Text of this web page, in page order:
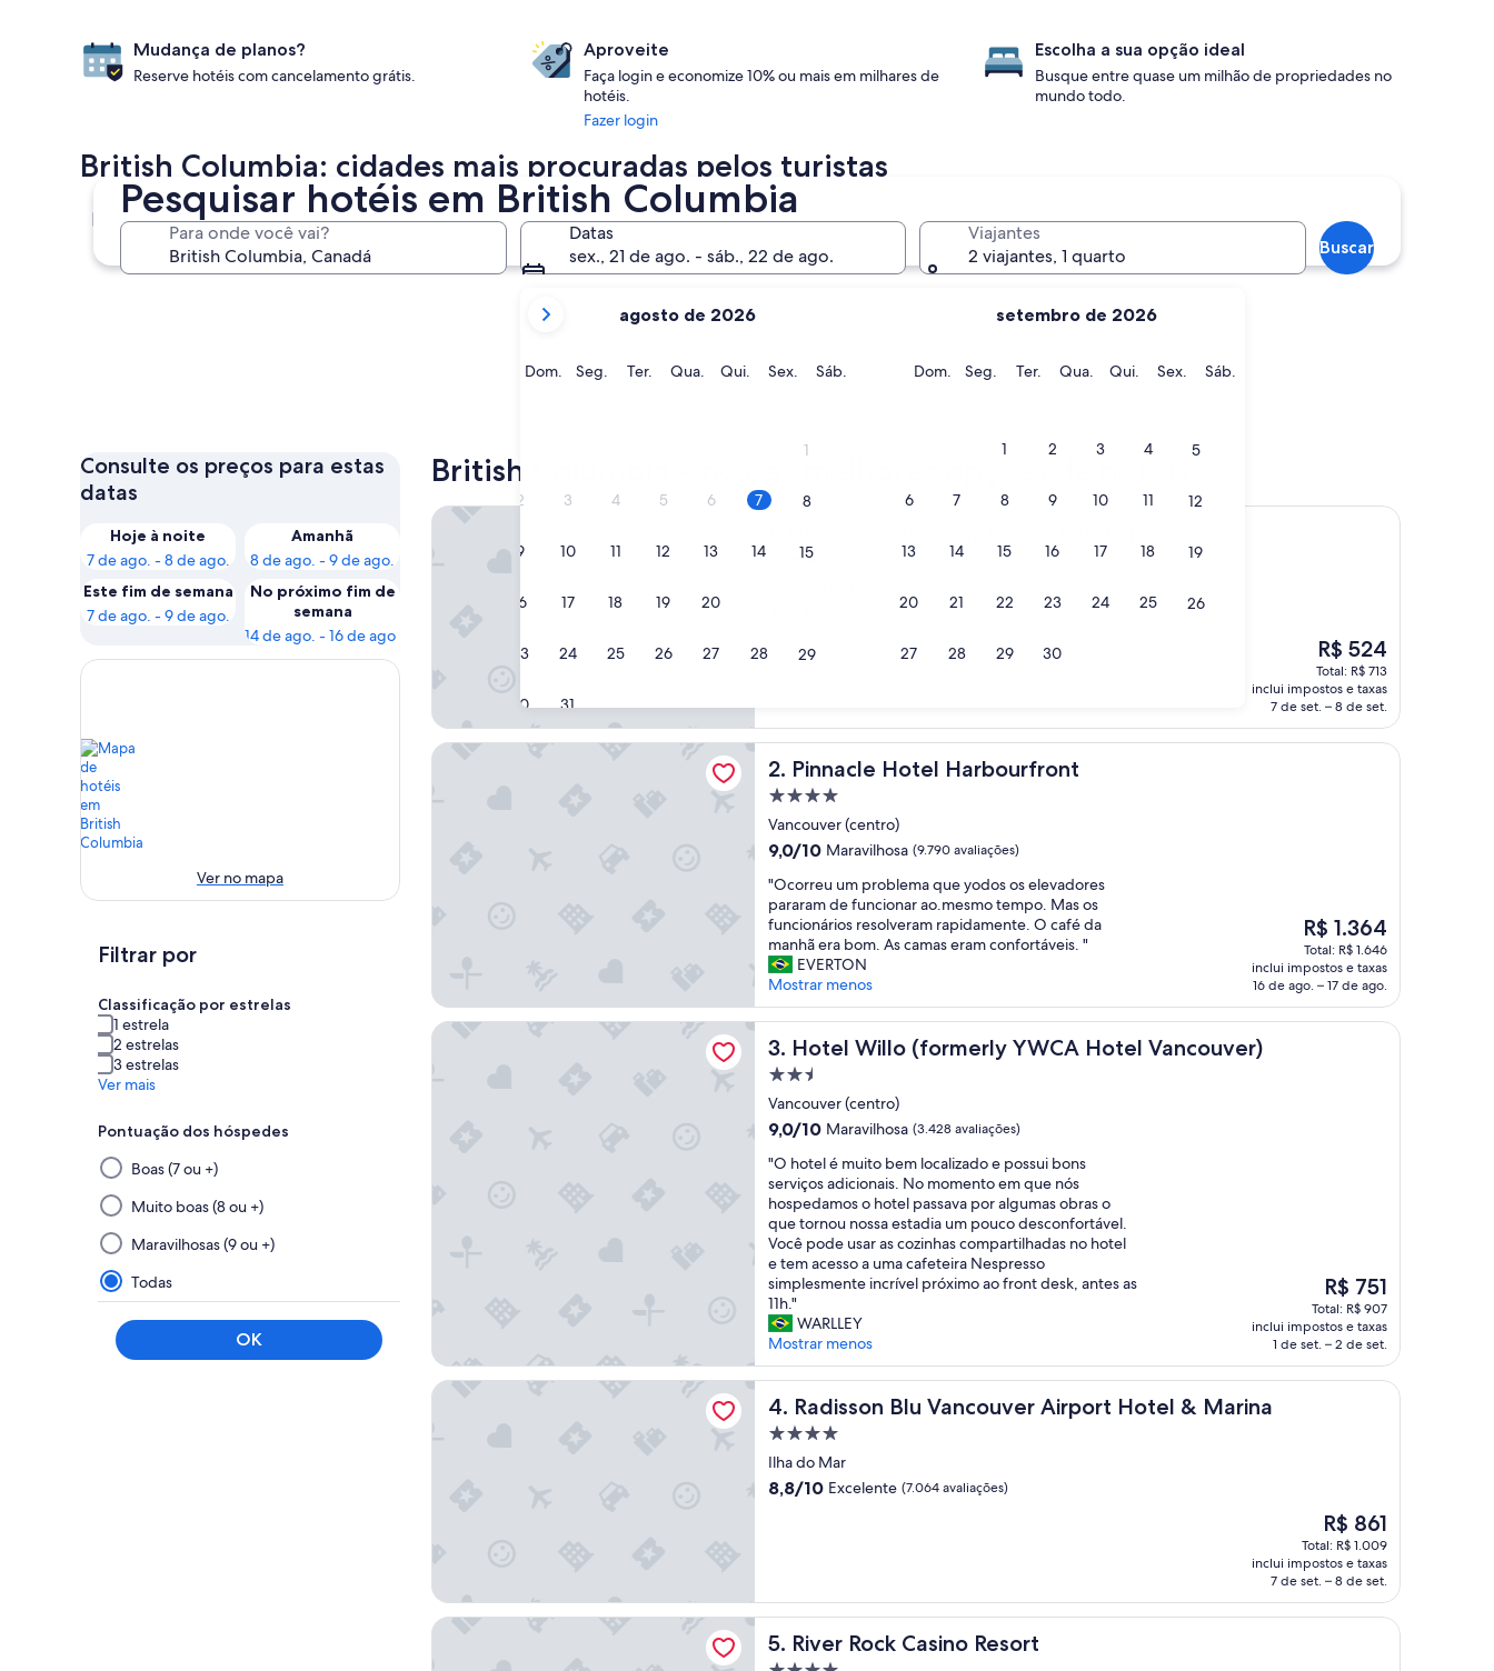
Pesquisar hotéis em British Columbia
Para onde você vai?
Datas
sex., 21 de ago. - sáb., 22 de ago.
meses
no
de
2026
e
de
agosto de 2026
Dom. Domingo
Seg. Segunda-
Ter. Terça-
Qua. Quarta-
Qui. Quinta-
Sex. Sexta-
Sáb.
1
2 3 4 5 6 7 8
9 10 11 12 13 14 15
16 17 18 19 20
23 24 25 26 27 28 29
30 31
setembro de 2026
Dom. Domingo
Seg. Segunda-
Ter. Terça-
Qua. Quarta-
Qui. Quinta-
Sex. Sexta-
Sáb.
1 2 3 4 5
6 7 8 9 10 11 12
13 14 15 16 17 18 19
20 21 22 23 24 25 26
27 28 29 30
Viajantes
2 viajantes, 1 quarto
Buscar
Mudança de planos?
Reserve hotéis com cancelamento grátis.
Aproveite
Faça login e economize 10% ou mais em milhares de
hotéis.
Fazer login
Escolha a sua opção ideal
Busque entre quase um milhão de propriedades no
mundo todo.
British Columbia: cidades mais procuradas pelos turistas
Vancouver Victoria
Consulte os preços para estas
datas
Hoje à noite
7 de ago. - 8 de ago.
Amanhã
8 de ago. - 9 de ago.
Este fim de semana
7 de ago. - 9 de ago.
No próximo fim de
semana
14 de ago. - 16 de ago.
Ver no mapa
Filtrar por
Classificação por estrelas
1 estrela
2 estrelas
3 estrelas
Ver mais
Pontuação dos hóspedes
Selecionar
e
aplicar
um
filtro
deste
grupo
vai
atualizar
Boas (7 ou +)
Muito boas (8 ou +)
Maravilhosas (9 ou +)
Todas
OK
British Columbia - nossas melhores opções de hotéis
Propriedade
10,
(6.338 avaliações)
O
preço
é
de
R$ 524
R$ 524
Total: R$ 713
inclui impostos e taxas
7 de set. – 8 de set.
Harrison Hot Springs Resort and Spa
2. Pinnacle Hotel Harbourfront
Pinnacle Hotel Harbourfront
Propriedade
4.0
estrelas
Vancouver (centro)
9.0
10,
Maravilhosa,
(9.790
avaliações)
9,0/10 Maravilhosa (9.790 avaliações)
"
O
c
o
r
r
e
u
u
m
p
r
o
l
e
m
a
q
u
e
y
o
d
o
s
o
e
l
e
e
s
p
a
"Ocorreu um problema que yodos os elevadores
pararam de funcionar ao.mesmo tempo. Mas os
funcionários resolveram rapidamente. O café da
manhã era bom. As camas eram confortáveis. "
EVERTON
Mostrar menos
O
preço
é
de
R$ 1.364
R$ 1.364
Total: R$ 1.646
inclui impostos e taxas
16 de ago. – 17 de ago.
Pinnacle Hotel Harbourfront
3. Hotel Willo (formerly YWCA Hotel Vancouver)
Hotel Willo (formerly YWCA Hotel Vancouver)
Propriedade
2.5
estrelas
Vancouver (centro)
9.0
10,
Maravilhosa,
(3.428
avaliações)
9,0/10 Maravilhosa (3.428 avaliações)
"
O
h
o
t
e
l
é
m
u
i
t
o
b
e
m
l
z
a
d
o
"O hotel é muito bem localizado e possui bons
serviços adicionais. No momento em que nós
hospedamos o hotel passava por algumas obras o
que tornou nossa estadia um pouco desconfortável.
Você pode usar as cozinhas compartilhadas no hotel
e tem acesso a uma cafeteira Nespresso
simplesmente incrível próximo ao front desk, antes as
11h."
WARLLEY
Mostrar menos
O
preço
é
de
R$ 751
R$ 751
Total: R$ 907
inclui impostos e taxas
1 de set. – 2 de set.
Hotel Willo (formerly YWCA Hotel Vancouver)
4. Radisson Blu Vancouver Airport Hotel & Marina
Radisson Blu Vancouver Airport Hotel & Marina
Propriedade
4.0
estrelas
Ilha do Mar
8.8
8,8/10 Excelente (7.064 avaliações)
O
preço
é
de
R$ 861
R$ 861
Total: R$ 1.009
inclui impostos e taxas
7 de set. – 8 de set.
Radisson Blu Vancouver Airport Hotel & Marina
5. River Rock Casino Resort
River Rock Casino Resort
River Rock Casino Resort